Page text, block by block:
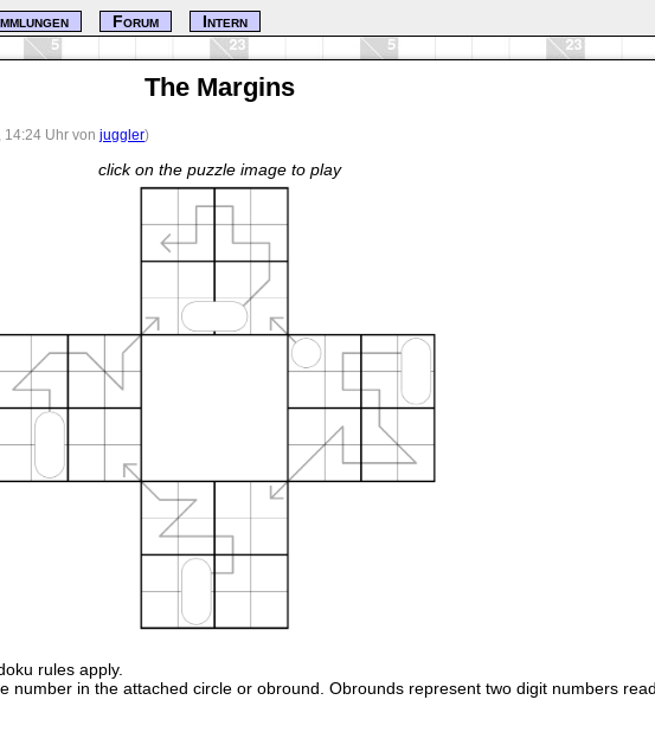
The Margins
14:24 Uhr vonjuggler)
click on the puzzle image to play
rules apply.
number in the attached circle or obround. Obrounds represent two digit numbers read
Forum Intern